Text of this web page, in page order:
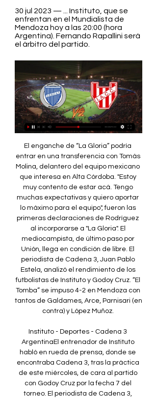
30 jul 2023 — ... Instituto, que se
enfrentan en el Mundialista de
Mendoza hoy a las 20:00 (hora
Argentina). Fernando Rapallini será
el árbitro del partido.
El enganche de “La Gloria” podría entrar en una transferencia con Tomás Molina, delantero del equipo mexicano que interesa en Alta Córdoba. "Estoy muy contento de estar acá. Tengo muchas expectativas y quiero aportar lo máximo para el equipo", fueron las primeras declaraciones de Rodríguez al incorporarse a "La Gloria". El mediocampista, de último paso por Unión, llega en condición de libre. El periodista de Cadena 3, Juan Pablo Estela, analizó el rendimiento de los futbolistas de Instituto y Godoy Cruz. “El Tomba” se impuso 4-2 en Mendoza con tantos de Galdames, Arce, Parnisari (en contra) y López Muñoz. 

Instituto - Deportes - Cadena 3 ArgentinaEl entrenador de Instituto habló en rueda de prensa, donde se encontraba Cadena 3, tras la práctica de este miércoles, de cara al partido con Godoy Cruz por la fecha 7 del torneo. El periodista de Cadena 3, Jorge Parodi, analizó el rendimiento de los futbolistas de Independiente e Instituto en Avellaneda. Mirá. Jorge Parodi Jugaron en el estadio Libertadores de América. 

Godoy Cruz venció a Instituto y un sanluiseño anotó en los 30 jul 2023 — El "Tomba" ganó 4 a 2. Parnisari hizo un gol de cabeza para la "Gloria" y otro en contra.

Luca Klimowicz y Kevin Martínez anotaron los goles del encuentro. Fue 1-0 en Alta Córdoba, con un golazo del juvenil Gerónimo Rivera. Facundo Cambeses, arquero del "Taladro", fue clave. "La Gloria" fue más en varios pasajes del partido, pero no pudo plasmarlo en el resultado. El periodista de Cadena 3, Juan Pablo Estela, analizó el rendimiento de los futbolistas de ambos equipos. El delantero se convertirá en refuerzo del “Decano” de cara a la Copa de la Liga. El delantero ecuatoriano, que llegó a la “Gloria” desde Newell’s para la Copa de la Liga, habló en rueda de prensa tras el entrenamiento sobre su transferencia al equipo cordobés y su forma de jugar. 

El club llegó a un acuerdo para que el castigo por el ingreso de bengalas al Kempes ante Talleres no sea de mayor gravedad. Además, deberá pagar una multa de $1. 500. 000. Habrían ocurrido en el partido con Talleres del pasado sábado. Marcelo Frossasco, del Cosedepro, dijo a Cadena 3 que no hay denuncias, pero marcó que dieron intervención a la Justicia. Las estadísticas del empate sin goles entre Talleres e Instituto en el Kempes reflejaron la tenencia del conjunto local y la estrategia del albirrojo de bajarle el ritmo al juego. Gustavo Gutiérrez El director técnico de Instituto habló en conferencia de prensa tras el empate ante Talleres en el Kempes por Copa de la Liga. Ante más de 50 mil hinchas de ambas parcialidades, “La T” y “La Gloria” igualaron sin goles en Córdoba. Con este resultado, “El Matador” quedó con 7 puntos y el albirrojo con 5. 

En tanto, Parnisari había puesto en ventaja a “La Gloria” y Martínez descontó en el complemento. El referente de Instituto compartió con Cadena 3 su alegría por el encuentro en el que el equipo se terminó imponiendo ante Lanus, con un gol agónico de Adrián Martínez. El director técnico de Instituto habló en conferencia de prensa tras el triunfo de “La Gloria” ante Lanús en el “Monumental” de Alta Córdoba. 

Godoy Cruz - Instituto Córdoba en vivo, resultados H2H Godoy Cruz se va a enfrentar a Instituto Córdoba el 2 oct 2023 a las 21:30 UTC . El partido es parte del/de la Copa de la Liga. Actualmente, Godoy Cruz está en ...

El entrenador "albirrojo" respondió a Cadena 3 y puso en la balanza el punto obtenido en Tucumán: "Tuvimos tres situaciones muy claras". El "10" rescató lo ocurrido en el cotejo en Tucumán, donde "La Gloria" y "El Decano" igualaron sin tantos: "Sabíamos que iba a ser un partido en el que el equipo que hiciera el gol iba a ganar". Juan Pablo Estela El periodista de Cadena 3 Juan Pablo Estela analizó los rendimientos de "La Gloria" en su visita al "Decano". Juan Pablo Estela Fue 0-0 en el Monumental José Fierro. 

Godoy Cruz - Instituto ACCórdoba » Pronósticos Godoy Cruz - Instituto ACCórdoba | 01/10/2023 | Copa Diego Armando Maradona | Argentina | Fútbol | ⭐ Cuotas y Apuestas ⚡ Resultados en vivo ✔️ Streaming.

Racing vs. Independiente por la Copa de la Liga hace 21 horas — Además, se alejó de la zona baja. Racing vs. Independiente, hoy EN VIVO por la Copa de la Liga VIDEO | El resumen de Godoy Cruz vs. Racing.

El periodista de Cadena 3 Jorge Parodi analizó el rendimiento de los jugadores de ambos equipos. "Maravilla" Martínez, la gran figura. Jorge Parodi Matías Barzola Fue 3-1, con un doblete de "Maravilla" Martínez y el tanto restante de Nicolás Barrientos. "Wanchope" Ábila había puesto en ventaja al "Sabalero". "La Gloria" llegó a 8 puntos y está quinto en la Zona A. El fotógrafo de Cadena 3, Daniel Cáceres, retrató a los hinchas de Instituto en la previa del duelo ante Colón. Fíjate si estás. 

(En vivo!!!) Partido de hoy Godoy Cruz vs Belgrano en vivo 1 Boca Juniors Jueves 20 de julio, 19:00 1-2 Racing vs. San Martín (Tucumán) Miércoles 19 de julio, 21:00 Huracán vs. Instituto Miércoles 9 de agosto, 17:30 ...

Entrá y votá. El titular del COSEDEPRO dio cifras oficiales de la venta de entradas de la "Gloria" para el sábado y también destacó que en Alta Córdoba esperan que el expendio crezca sobre el final. El defensor central de Instituto habló con Cadena 3 de cara al clásico del próximo sábado ante Talleres en el Kempes. El ex enganche y actual entrenador de las inferiores de la “Gloria” habló con Cadena 3 sobre la actualidad del club, el partido ante Talleres del próximo sábado y su carrera como futbolista. 

[LIBRE#] En vivo: Godoy Cruz vs Instituto 30.07.2023 31 jul 2023 — vivo@) Hoy Godoy Cruz vs Instituto en vivo 30/07/2023 Ar Según los jugadores del Tomba, Darío Herrera les faltó el respeto en el partido ante B.

Boca vs Godoy (0-4): goles, video y resumen del partido por Liga Profesional Argentina 2023 | FUTBOL-INTERNACIONAL | DEPORBoca vs. Godoy Cruz se enfrentaron este jueves, en el marco de la jornada 21 de la Liga Profesional Argentina 2023. El choque se disputó en el Estadio Malvinas Argentinas y arrancó desde las 7:45 de la noche (hora peruana), en transmisión de los canales ESPN, Star Plus y Fútbol Libre para los países de América Latina y Europa. 

[[[Partido-]]<<] En Vivo Talleres-Belgrano vea el minuto a m hace 13 horas — Instituto jugará este encuentro interzonal ante Godoy Cruz el lunes 2 a las 18. vivo Godoy Cruz vs Belgrano minuto a En .. Belgrano y Talleres ...

El periodista de Cadena 3, Juan Pablo Estela, calificó el rendimiento de cada uno de los jugadores de "La Gloria" y el equipo del "Viaducto". Mauricio Coccolo Fue 1-0, con gol de Adrián "Maravilla" Martínez. "La Gloria" arrancó el torneo con una sonrisa y superó a un rival directo. Copa de la Liga Profesional El volante de "La Gloria" habló con Cadena 3 en la antesala del debut en el torneo ante Arsenal. "Lo importante es sumar", subrayó. El futbolista de 27 años arribará a "La Gloria" en los próximos días y debutaría ante Arsenal de Sarandí. 

Boca vs. Godoy (0-4): goles, video y resumen por Liga - Depor 10:41Boca Juniors vs. Godoy Cruz se enfrentan EN VIVO y EN DIRECTO vía ESPN y Star Plus, por la jornada 21 de la Liga Argentina.Depor · ESPN Fans · 22 jun 2023

El delantero de River fue transferido a Italia. En Alta Córdoba esperan atentos su parte del dinero. El volante de la “Gloria” que suena para reforzar en diciembre al equipo de México habló con Cadena 3 tras la derrota ante Huracán. La "Gloria" perdió ante el "Globo" por 2 a 0 con goles de Mazzanti y Gauto El equipo de Tiempo de Juego analizó el rendimiento de los jugadores de Instituto y Huracán en el triunfo del "Globo" por 2-0. 

"La Gloria", que jugó su segundo partido consecutivo de visitante y casi lo gana al final, venía de vencer a Arsenal. En la próxima fecha, recibirá el domingo a Banfield. Se trata de un delantero que representó a Ecuador en el grupo A de la cita ecuménica del año pasado. Tiene 26 años, es extremo por izquierda y llega desde Huracán a préstamo por 18 meses. Con las nuevas incorporaciones, el técnico de Instituto prepara el equipo para su segundo compromiso, ante Atlético Tucumán. Habló con Cadena 3 de cómo vive el presente de "La Gloria". El mediocampista de "La Gloria" habló con Cadena 3 sobre el presente albirrojo y el torneo de la Copa de la Liga. 

Instituto y un exigente desafío ante Godoy Cruz en Mendoza Se enfrentan este lunes desde las 18.30 en el Malvinas Argentinas. Dabove hará al menos un cambio. Televisará la TV Pública.

El periodista de Cadena 3, Gustavo Gutiérrez analizó el rendimiento de los jugadores de ambos equipos en el clásico cordobés. "Maravilla", la gran figura. El árbitro Yael Falcón Pérez había sancionado una barrida de Alarcón sobre Benavidez en el área albirroja, pero a través de la tecnología se determinó que no fue infracción. Se miden este sábado, desde las 21, en el Kempes. Es un duelo con historia en el fútbol cordobés, pero para muchos el único clásico de "La Docta" es el Talleres-Belgrano. En Viva la Radio lo debatieron. 

Instituto AC Cordoba Reserves CD Godoy Cruz ... vs CD Godoy Cruz y el resultado Instituto AC Cordoba Reserves CD Godoy Cruz en vivo. Estadísticas y marcador del partido Instituto AC Cordoba Reserves CD ...

El arquero Guido Herrera, de la "T", y Fernando Alarcón, de "La Gloria", se refirieron en conferencia de prensa, en donde estuvo Cadena 3, al partido de la fecha. El portero de "La Gloria" habló con Cadena 3 sobre el duelo ante Banfield y el partido que se viene ante Talleres. Instituto regresó a los entrenamientos luego de la derrota ante Banfield. En diálogo con Cadena 3, se refirió a la "semana larga" de "La Gloria". Entradas visitantes para Instituto, activación de chip para los "Socios T": toda la info para disfrutar un nuevo clásico en cancha. El arquero del "Taladro" quedó "grogui" tras caer mal contra Instituto. "Le pegué un par de cachetadas y me dijo 'mi mamá no me deja''', contó el árbitro. Quisieron sacarlo, suplicó quedarse y terminó siendo clave para ganar. Los clubes llegaron a